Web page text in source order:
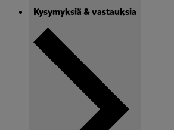
Kysymyksiä & vastauksia